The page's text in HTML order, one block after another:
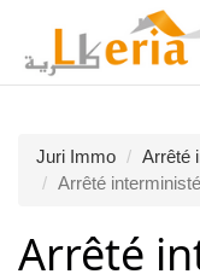
Juri Immo Arrêté
Arrêté
Arrêté